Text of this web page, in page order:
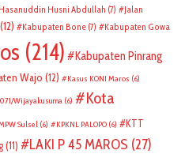
Hasanuddin Husni Abdullah (7)
Jalan
(12) Kabupaten Bone (7) Kabupaten Gowa
(214)
Kabupaten Pinrang
Wajo (12) Kasus KONI Maros (6)
Wijayakusuma (6)
Kota
Sulsel (6) KPKNL PALOPO (6)
KTT
(11) LAKI P 45 MAROS (27)